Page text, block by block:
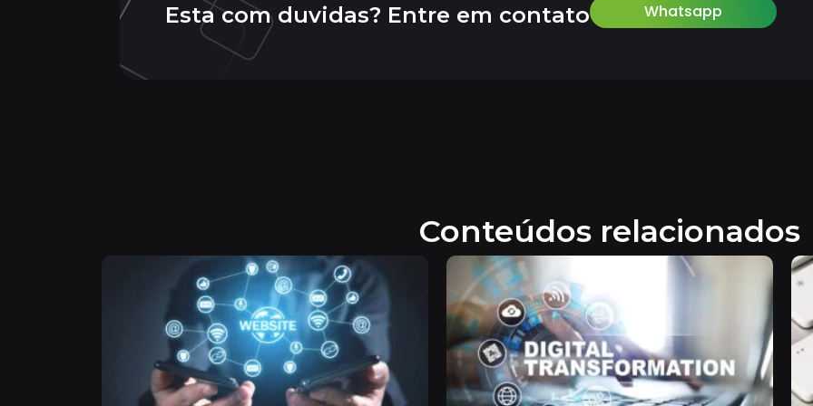
Esta com duvidas? Entre em contato Whatsapp
Conteúdos relacionados